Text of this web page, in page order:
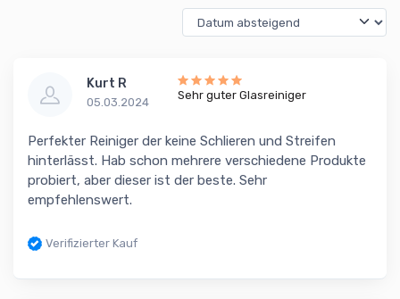
Kurt R
05.03.2024
Sehr guter Glasreiniger
Perfekter Reiniger der keine Schlieren und Streifen
hinterlässt. Hab schon mehrere verschiedene Produkte
probiert, aber dieser ist der beste. Sehr
empfehlenswert.
Verifizierter Kauf